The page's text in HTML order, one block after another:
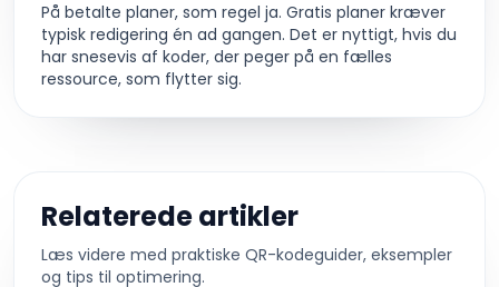
På betalte planer, som regel ja. Gratis planer kræver
typisk redigering én ad gangen. Det er nyttigt, hvis du
har snesevis af koder, der peger på en fælles
ressource, som flytter sig.
Relaterede artikler
Læs videre med praktiske QR-kodeguider, eksempler
og tips til optimering.